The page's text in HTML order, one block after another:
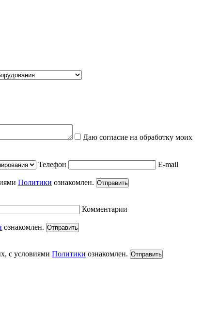
Даю согласие на обработку моих
Телефон E-mail
Политики ознакомлен. Отправить
Комментарии
ознакомлен. Отправить
с условиями Политики ознакомлен. Отправить